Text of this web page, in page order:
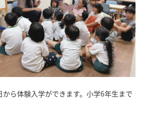
ら体験入学ができます。小学6年生まで